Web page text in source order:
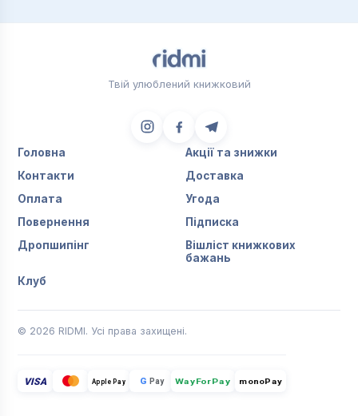
Твій улюблений книжковий
Головна
Акції та знижки
Контакти
Доставка
Оплата
Угода
Повернення
Підписка
Дропшипінг
Вішліст книжкових
бажань
Клуб
© 2026 RIDMI. Усі права захищені.
VISA Apple Pay G Pay WayForPay monoPay